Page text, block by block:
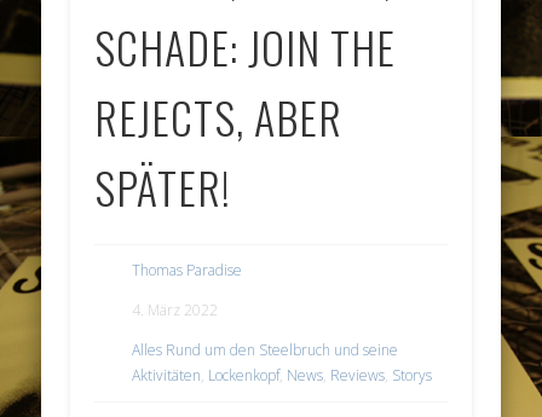
SCHADE: JOIN THE
REJECTS, ABER
SPÄTER!
Thomas Paradise
4. März 2022
Alles Rund um den Steelbruch und seine
Aktivitäten, Lockenkopf, News, Reviews, Storys